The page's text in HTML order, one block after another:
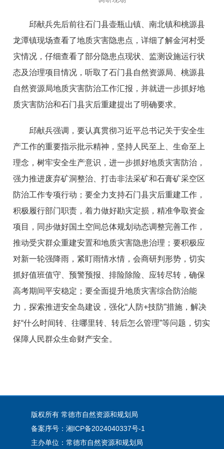
邱献兵先后前往石门县壶瓶山镇、南北镇和桃源县
龙潭镇现场查看了地质灾害隐患点，详细了解金河村受
灾情况，仔细查看了部分隐患点现状、监测设施运行状
态及治理项目情况，听取了石门县自然资源局、桃源县
自然资源局地质灾害防治工作汇报，并就进一步抓好地
质灾害防治和石门县灾后重建提出了明确要求。
邱献兵强调，要认真贯彻习近平总书记关于安全生
产工作的重要指示批示精神，坚持人民至上、生命至上
理念，树牢安全生产意识，进一步抓好地质灾害防治，
强力推进废弃矿洞整治、打击非法采矿和石膏矿采空区
防治工作专项行动；要全力支持石门县灾后重建工作，
积极履行部门职责，着力做好勘灾定损，精准争取资金
项目，同步做好国土空间总体规划动态调整完善工作，
推动受灾群众重建安置和地质灾害隐患治理；要积极应
对新一轮强降雨，紧盯雨情水情，会商研判形势，切实
抓好值班值守、预警预报、排险除险、应转尽转，确保
高考期间平安稳定；要全面提升地质灾害综合防治能
力，探索推进安全岛建设，强化“人防+技防”措施，解决
好“什么时间转、往哪里转、转后怎么管理”等问题，切实
保障人民群众生命财产安全。
版权所有 常德市自然资源和规划局
备案序号：湘ICP备2024040337号-1
主办单位：常德市自然资源和规划局